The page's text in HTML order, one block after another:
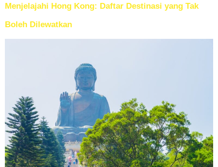
Menjelajahi Hong Kong: Daftar Destinasi yang Tak
Boleh Dilewatkan